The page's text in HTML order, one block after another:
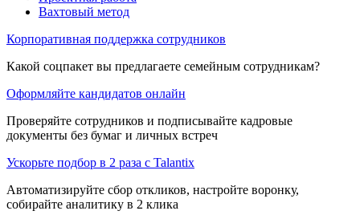
Вахтовый метод
Корпоративная поддержка сотрудников
Какой соцпакет вы предлагаете семейным сотрудникам?
Оформляйте кандидатов онлайн
Проверяйте сотрудников и подписывайте кадровые
документы без бумаг и личных встреч
Ускорьте подбор в 2 раза с Talantix
Автоматизируйте сбор откликов, настройте воронку,
собирайте аналитику в 2 клика